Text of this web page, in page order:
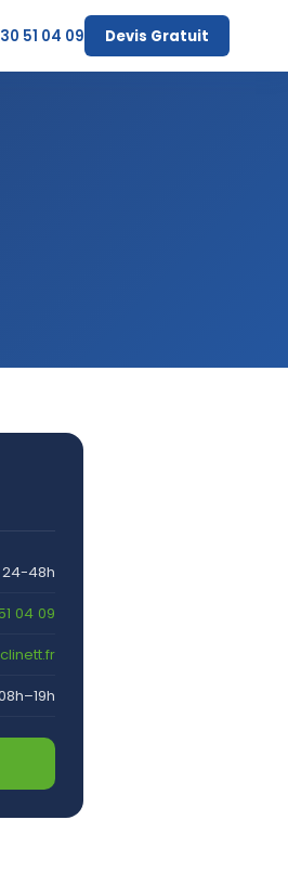
51 04 09 Devis Gratuit
24-48h
04 09